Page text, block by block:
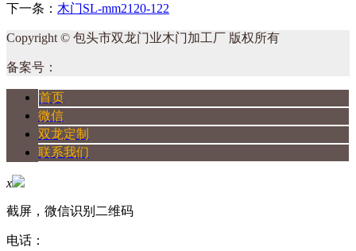
下一条： 木门SL-mm2120-122
Copyright © 包头市双龙门业木门加工厂 版权所有
备案号：
首页
微信
双龙定制
联系我们
x
截屏，微信识别二维码
电话：